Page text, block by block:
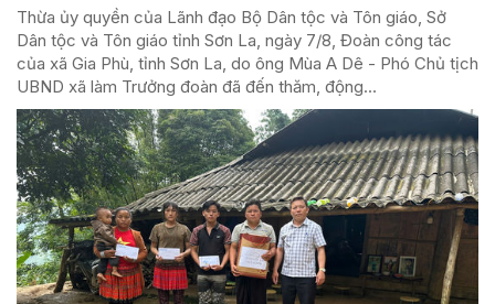
Thừa ủy quyền của Lãnh đạo Bộ Dân tộc và Tôn giáo, Sở
Dân tộc và Tôn giáo tỉnh Sơn La, ngày 7/8, Đoàn công tác
của xã Gia Phù, tỉnh Sơn La, do ông Mùa A Dê - Phó Chủ tịch
UBND xã làm Trưởng đoàn đã đến thăm, động...